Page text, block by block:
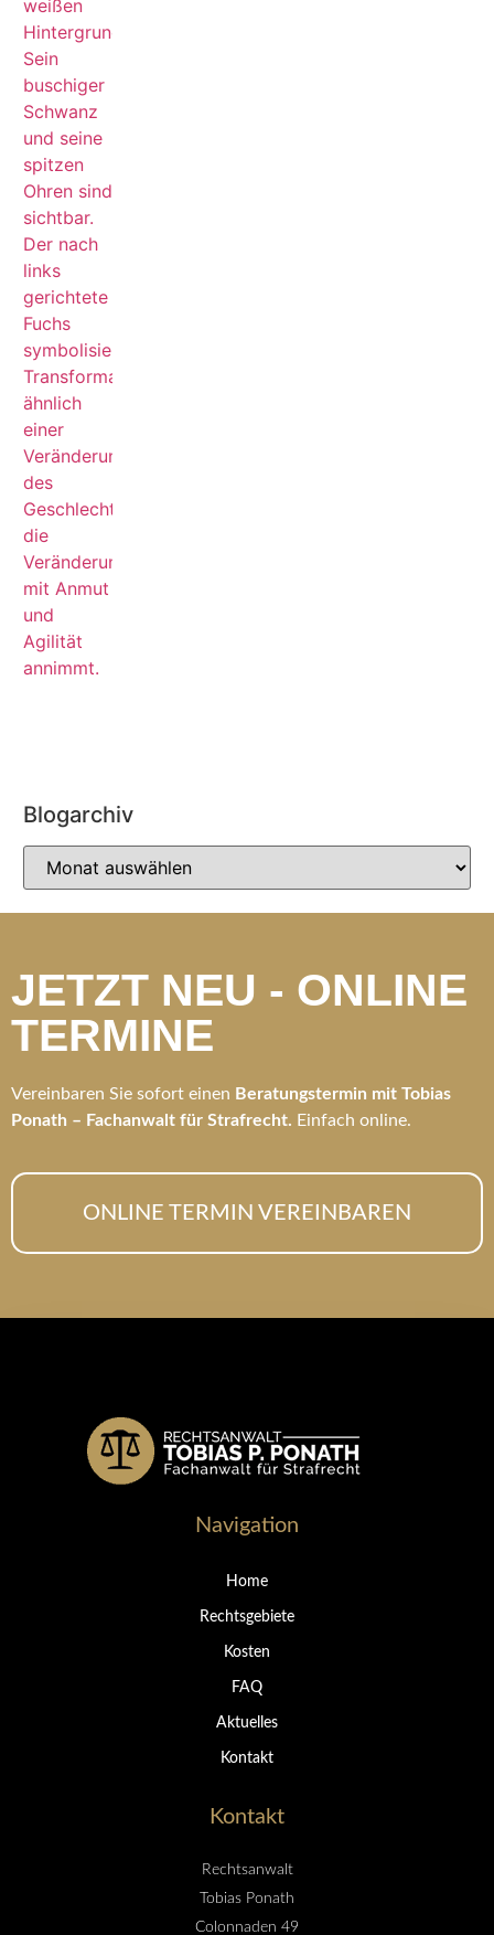
Blogarchiv
JETZT NEU - ONLINE
TERMINE
Vereinbaren Sie sofort einen Beratungstermin mit Tobias
Ponath – Fachanwalt für Strafrecht. Einfach online.
ONLINE TERMIN VEREINBAREN
Navigation
Home
Rechtsgebiete
Kosten
FAQ
Aktuelles
Kontakt
Kontakt
Rechtsanwalt
Tobias Ponath
Colonnaden 49